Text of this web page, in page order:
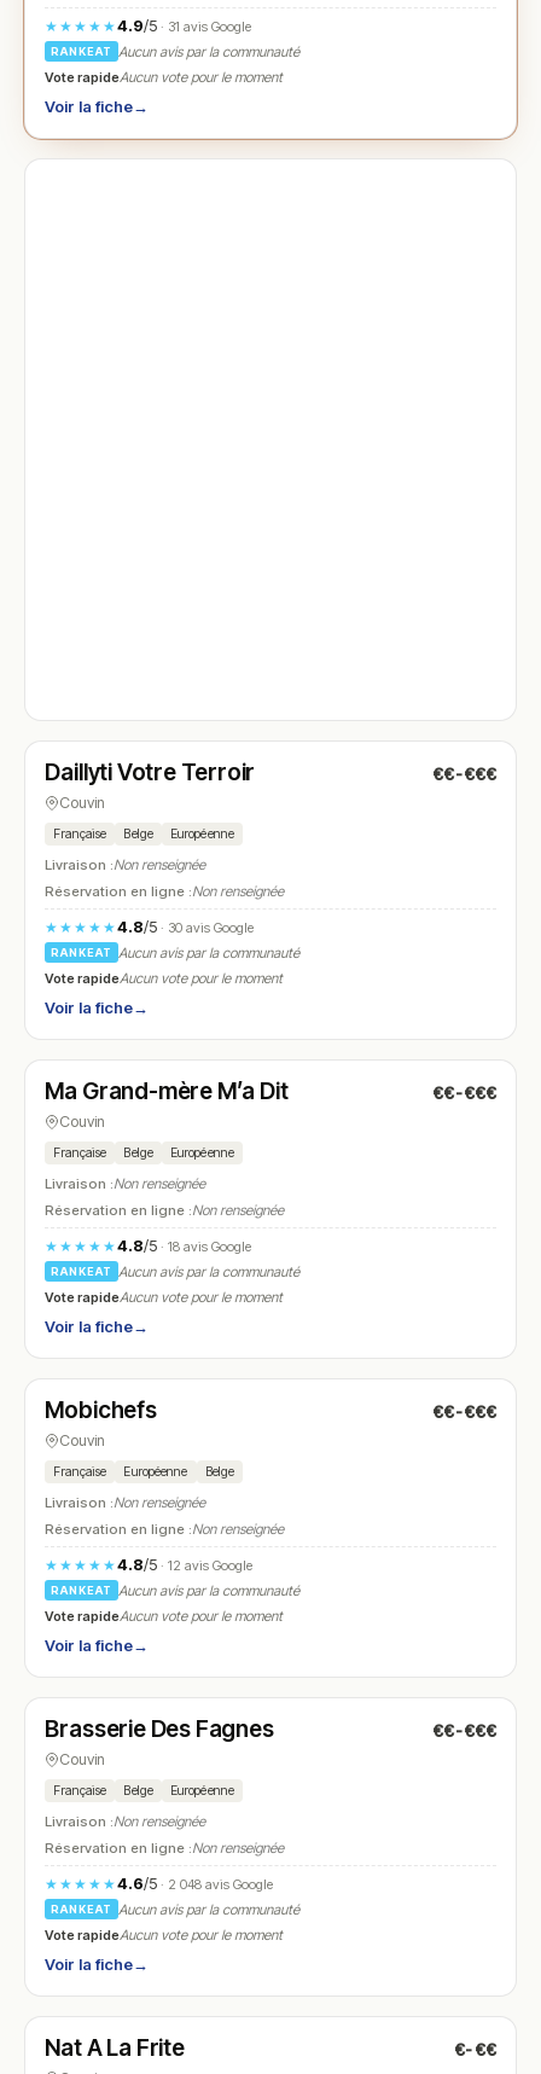
★★★★★4.9/5· 31 avis Google
RANKEAT
Aucun avis par la communauté
Vote rapideAucun vote pour le moment
Voir la fiche→
N° 4
Daillyti Votre Terroir €€-€€€
Couvin
Française Belge Européenne
Livraison :Non renseignée
Réservation en ligne :Non renseignée
★★★★★4.8/5· 30 avis Google
RANKEAT
Aucun avis par la communauté
Vote rapideAucun vote pour le moment
Voir la fiche→
N° 5
Ma Grand-mère M’a Dit €€-€€€
Couvin
Française Belge Européenne
Livraison :Non renseignée
Réservation en ligne :Non renseignée
★★★★★4.8/5· 18 avis Google
RANKEAT
Aucun avis par la communauté
Vote rapideAucun vote pour le moment
Voir la fiche→
N° 6
Mobichefs €€-€€€
Couvin
Française Européenne Belge
Livraison :Non renseignée
Réservation en ligne :Non renseignée
★★★★★4.8/5· 12 avis Google
RANKEAT
Aucun avis par la communauté
Vote rapideAucun vote pour le moment
Voir la fiche→
N° 7
Brasserie Des Fagnes €€-€€€
Couvin
Française Belge Européenne
Livraison :Non renseignée
Réservation en ligne :Non renseignée
★★★★★4.6/5· 2 048 avis Google
RANKEAT
Aucun avis par la communauté
Vote rapideAucun vote pour le moment
Voir la fiche→
N° 8
Nat A La Frite €-€€